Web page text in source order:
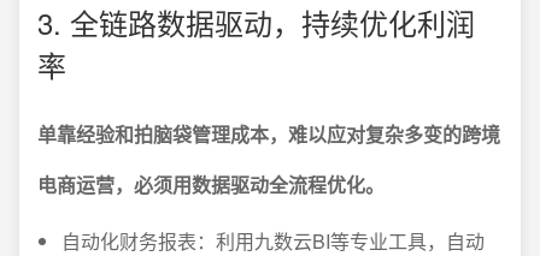
3. 全链路数据驱动，持续优化利润
率
单靠经验和拍脑袋管理成本，难以应对复杂多变的跨境
电商运营，必须用数据驱动全流程优化。
自动化财务报表：利用九数云BI等专业工具，自动